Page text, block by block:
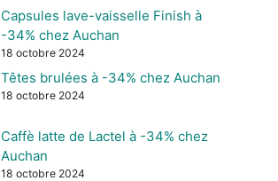
Capsules lave-vaisselle Finish à
-34% chez Auchan
18 octobre 2024
Têtes brulées à -34% chez Auchan
18 octobre 2024
Caffè latte de Lactel à -34% chez
Auchan
18 octobre 2024